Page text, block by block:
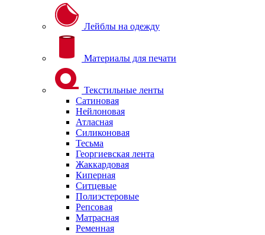
Лейблы на одежду
Материалы для печати
Текстильные ленты
Сатиновая
Нейлоновая
Атласная
Силиконовая
Тесьма
Георгиевская лента
Жаккардовая
Киперная
Ситцевые
Полиэстеровые
Репсовая
Матрасная
Ременная